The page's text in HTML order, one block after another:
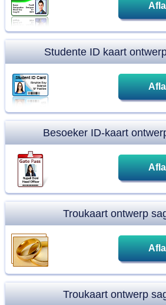
Studente ID kaart
Besoeker ID-kaart
Troukaart ontwerp
Troukaart ontwerp